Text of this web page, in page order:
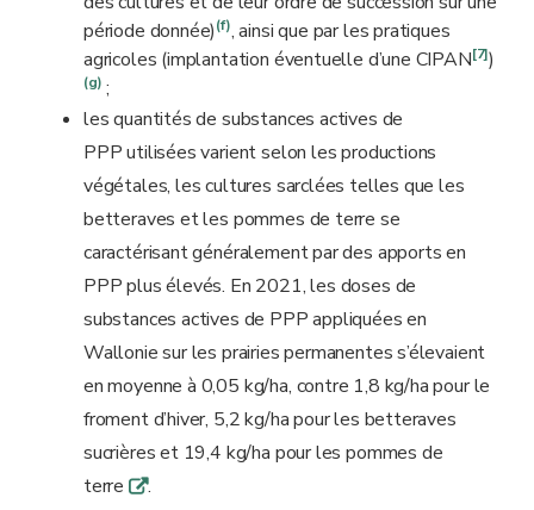
période donnée)(f), ainsi que par les pratiques
agricoles (implantation éventuelle d’une CIPAN[7])
(g) ;
les quantités de substances actives de
PPP utilisées varient selon les productions
végétales, les cultures sarclées telles que les
betteraves et les pommes de terre se
caractérisant généralement par des apports en
PPP plus élevés. En 2021, les doses de
substances actives de PPP appliquées en
Wallonie sur les prairies permanentes s’élevaient
en moyenne à 0,05 kg/ha, contre 1,8 kg/ha pour le
froment d’hiver, 5,2 kg/ha pour les betteraves
sucrières et 19,4 kg/ha pour les pommes de
terre q.